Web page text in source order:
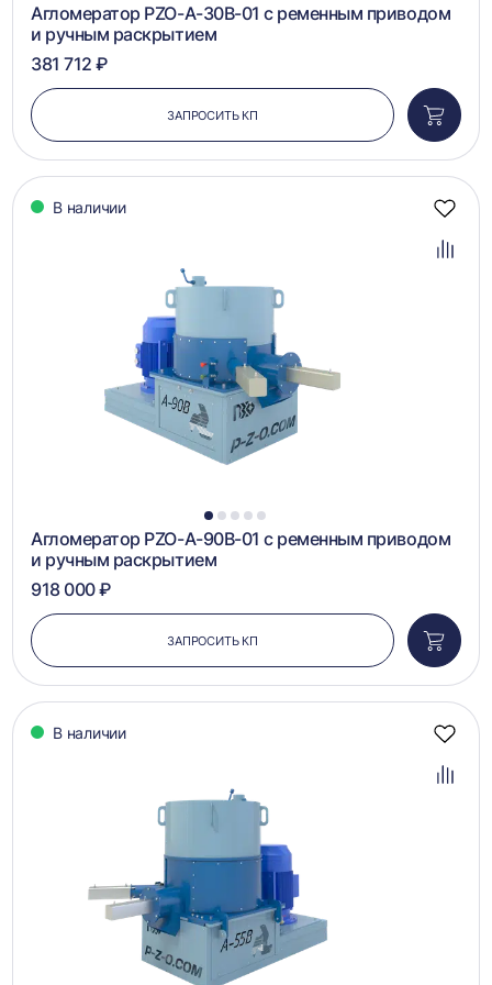
Агломератор PZO-A-30B-01 с ременным приводом
и ручным раскрытием
381 712 ₽
ЗАПРОСИТЬ КП
в
В наличии
1 2 3 4 5
Агломератор PZO-A-90B-01 с ременным приводом
и ручным раскрытием
918 000 ₽
ЗАПРОСИТЬ КП
в
В наличии